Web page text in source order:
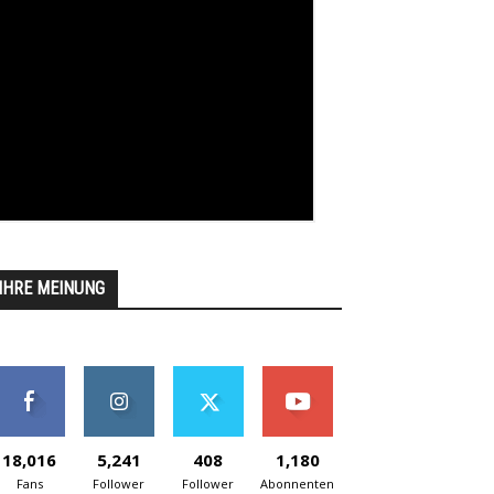
MEINUNG
18,016
Fans
5,241
Follower
408
Follower
1,180
Abonnenten